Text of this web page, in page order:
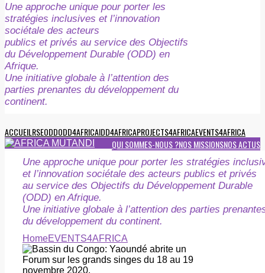
Une approche unique pour porter les
stratégies inclusives et l’innovation
sociétale des acteurs
publics et privés au service des Objectifs
du Développement Durable (ODD) en
Afrique.
Une initiative globale à l’attention des
parties prenantes du développement du
continent.
ACCUEILRSEODDODD4AFRICAIDD4AFRICAPROJECTS4AFRICAEVENTS4AFRICA
NOS ACTUS
NOS MISSIONS
QUI SOMMES-NOUS ?
Une approche unique pour porter les stratégies
et l’innovation sociétale des acteurs publics et privés
au service des Objectifs du Développement Durable
(ODD) en Afrique.
Une initiative globale à l’attention des parties
du développement du continent.
HomeEVENTS4AFRICA